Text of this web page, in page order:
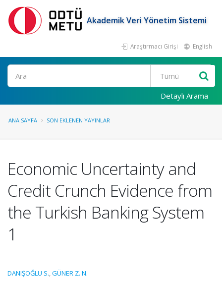
Akademik Veri Yönetim Sistemi
Araştırmacı Girişi English
Ara
Detaylı Arama
ANA SAYFA SON EKLENEN YAYINLAR
Economic Uncertainty and
Credit Crunch Evidence from
the Turkish Banking System
1
DANIŞOĞLU S.,GÜNER Z. N.